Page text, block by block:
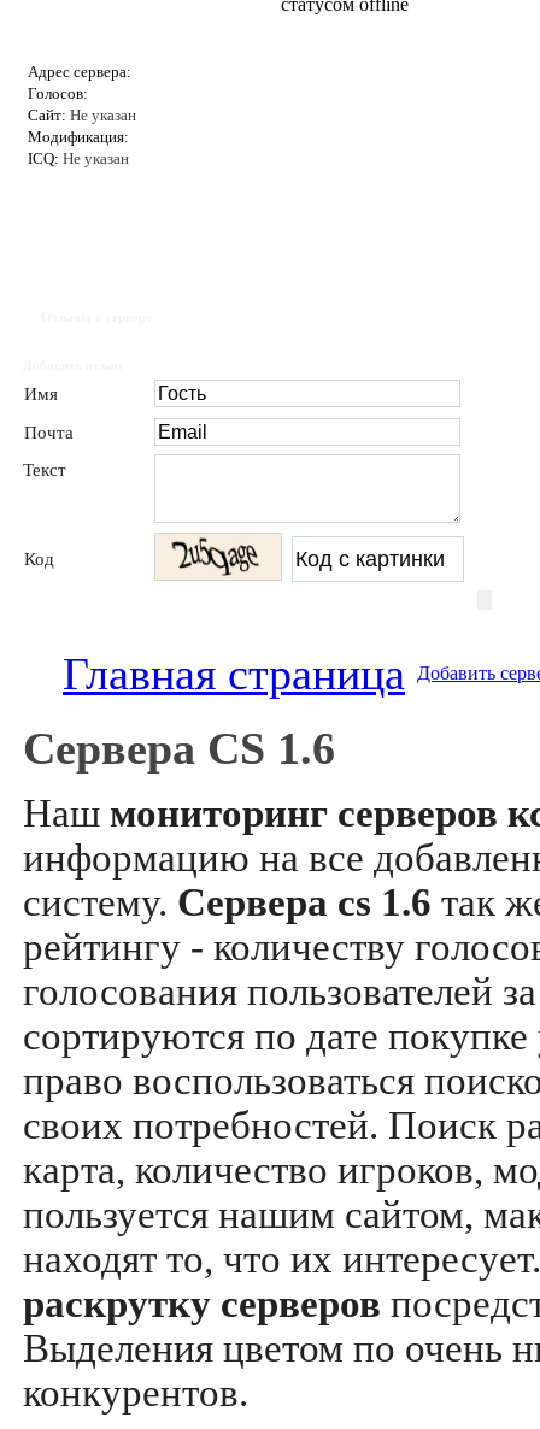
Адрес сервера:
Голосов:
Сайт: Не указан
Модификация:
ICQ: Не указан
Имя
Почта
Текст
Код
Главная страница Добавить
Сервера CS 1.6
Наш мониторинг серверов
информацию на все
систему. Сервера cs 1.6 так
рейтингу - количеству
голосования пользователей
сортируются по дате
право воспользоваться
своих потребностей. Поиск
карта, количество игроков,
пользуется нашим сайтом,
находят то, что их
раскрутку серверов
Выделения цветом по очень
конкурентов.